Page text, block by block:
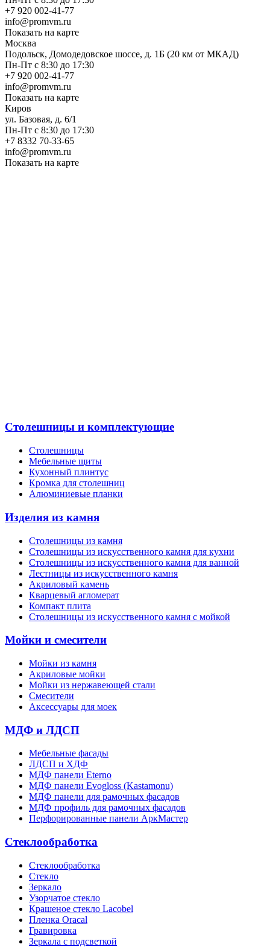
+7 920 002-41-77
info@promvm.ru
Показать на карте
Москва
Подольск, Домодедовское шоссе, д. 1Б (20 км от МКАД)
Пн-Пт с 8:30 до 17:30
+7 920 002-41-77
info@promvm.ru
Показать на карте
Киров
ул. Базовая, д. 6/1
Пн-Пт с 8:30 до 17:30
+7 8332 70-33-65
info@promvm.ru
Показать на карте
Столешницы и комплектующие
Столешницы
Мебельные щиты
Кухонный плинтус
Кромка для столешниц
Алюминиевые планки
Изделия из камня
Столешницы из камня
Cтолешницы из искусственного камня для кухни
Cтолешницы из искусственного камня для ванной
Лестницы из искусственного камня
Акриловый камень
Кварцевый агломерат
Компакт плита
Столешницы из искусственного камня с мойкой
Мойки и смесители
Мойки из камня
Акриловые мойки
Мойки из нержавеющей стали
Смесители
Аксессуары для моек
МДФ и ЛДСП
Мебельные фасады
ЛДСП и ХДФ
МДФ панели Eterno
МДФ панели Evogloss (Kastamonu)
МДФ панели для рамочных фасадов
МДФ профиль для рамочных фасадов
Перфорированные панели АркМастер
Стеклообработка
Стеклообработка
Стекло
Зеркало
Узорчатое стекло
Крашеное стекло Lacobel
Пленка Oracal
Гравировка
Зеркала с подсветкой